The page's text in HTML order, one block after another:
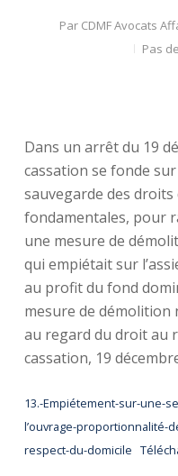
Par CDMF Avocats
Pas
Dans un arrêt du 19
cassation se fonde
sauvegarde des droits
fondamentales, pour
une mesure de
qui empiétait sur
au profit du fond
mesure de démolition
au regard du droit au
cassation, 19
13.-Empiétement-sur-une-
l’ouvrage-proportionnalité-
respect-du-domicile